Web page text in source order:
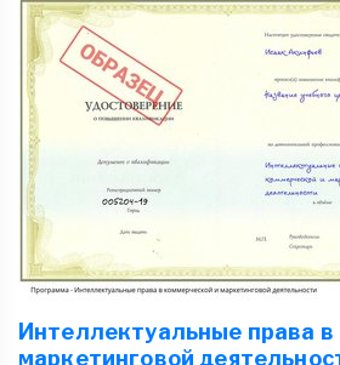
Интеллектуальные права
маркетинговой